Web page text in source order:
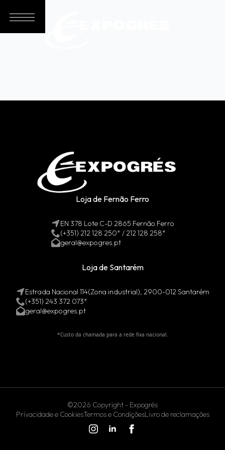
Loja de Fernão Ferro
EN 378 Lote C-D 2865 Fernão Ferro
(+351) 212 128 250* / 212 128 258*
geral@expogres.pt
Loja de Santarém
Estrada Nacional 114(Zona industrial), 2900-012 Santarém
(+351) 243 372 073*
geral@expogres.pt
*Custo da chamada para a rede fixa nacional.
©2026 Copyright - Expogrés
Privacidade e CookiesTermos e CondiçõesLivro de reclamações